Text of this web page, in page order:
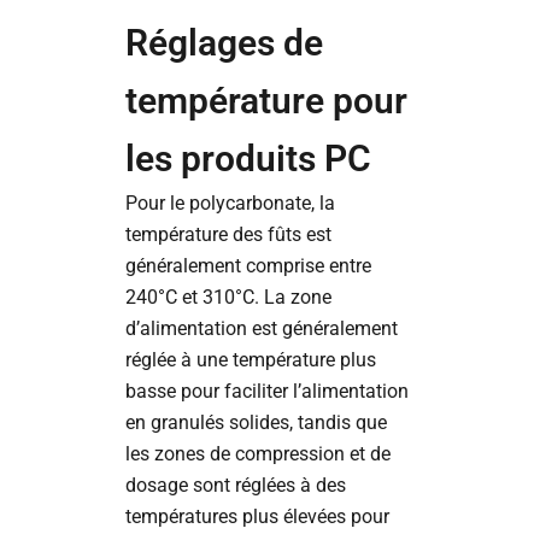
Réglages de
température pour
les produits PC
Pour le polycarbonate, la
température des fûts est
généralement comprise entre
240°C et 310°C. La zone
d’alimentation est généralement
réglée à une température plus
basse pour faciliter l’alimentation
en granulés solides, tandis que
les zones de compression et de
dosage sont réglées à des
températures plus élevées pour